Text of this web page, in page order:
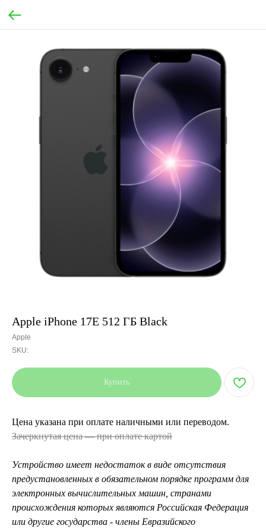
Apple iPhone 17E 512 ГБ Black
Apple
SKU:
Купить
Цена указана при оплате наличными или переводом.
Зачеркнутая цена — при оплате картой
Устройство имеет недостаток в виде отсутствия
предустановленных в обязательном порядке программ для
электронных вычислительных машин, странами
происхождения которых являются Российская Федерация
или другие государства - члены Евразийского